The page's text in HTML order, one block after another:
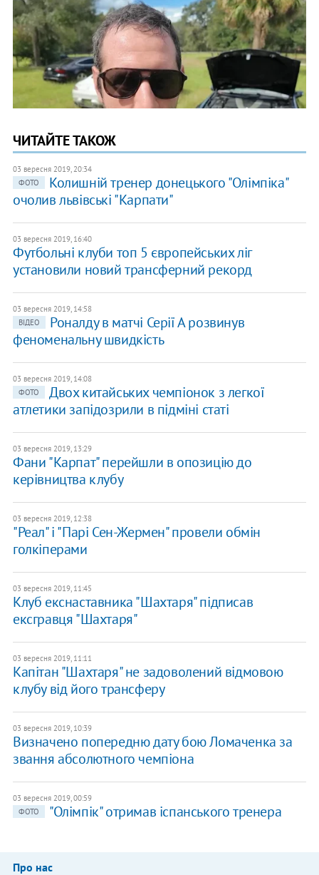
ЧИТАЙТЕ ТАКОЖ
03 вересня 2019, 20:34
ФОТО
Колишній тренер донецького "Олімпіка"
очолив львівські "Карпати"
03 вересня 2019, 16:40
Футбольні клуби топ 5 європейських ліг
установили новий трансферний рекорд
03 вересня 2019, 14:58
ВІДЕО
Роналду в матчі Серії А розвинув
феноменальну швидкість
03 вересня 2019, 14:08
ФОТО
Двох китайських чемпіонок з легкої
атлетики запідозрили в підміні статі
03 вересня 2019, 13:29
Фани "Карпат" перейшли в опозицію до
керівництва клубу
03 вересня 2019, 12:38
"Реал" і "Парі Сен-Жермен" провели обмін
голкіперами
03 вересня 2019, 11:45
Клуб екснаставника "Шахтаря" підписав
ексгравця "Шахтаря"
03 вересня 2019, 11:11
Капітан "Шахтаря" не задоволений відмовою
клубу від його трансферу
03 вересня 2019, 10:39
Визначено попередню дату бою Ломаченка за
звання абсолютного чемпіона
03 вересня 2019, 00:59
ФОТО
"Олімпік" отримав іспанського тренера
Про нас